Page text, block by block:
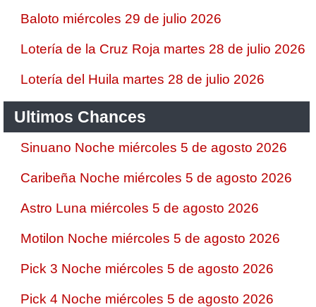
Baloto miércoles 29 de julio 2026
Lotería de la Cruz Roja martes 28 de julio 2026
Lotería del Huila martes 28 de julio 2026
Ultimos Chances
Sinuano Noche miércoles 5 de agosto 2026
Caribeña Noche miércoles 5 de agosto 2026
Astro Luna miércoles 5 de agosto 2026
Motilon Noche miércoles 5 de agosto 2026
Pick 3 Noche miércoles 5 de agosto 2026
Pick 4 Noche miércoles 5 de agosto 2026